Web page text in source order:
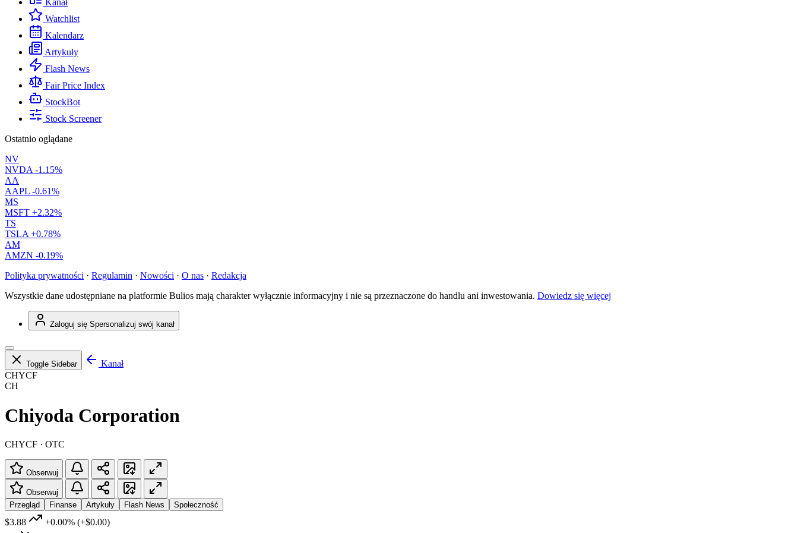
Kanał
Watchlist
Kalendarz
Artykuły
Flash News
Fair Price Index
StockBot
Stock Screener
Ostatnio oglądane
NV
NVDA -1.15%
AA
AAPL -0.61%
MS
MSFT +2.32%
TS
TSLA +0.78%
AM
AMZN -0.19%
Polityka prywatności · Regulamin · Nowości · O nas · Redakcja
Wszystkie dane udostępniane na platformie Bulios mają charakter wyłącznie informacyjny i nie są przeznaczone do handlu ani inwestowania. Dowiedz się więcej
Zaloguj się Spersonalizuj swój kanał
Toggle Sidebar
Kanał
CHYCF
CH
Chiyoda Corporation
CHYCF · OTC
Obserwuj
Obserwuj
Przegląd
Finanse Artykuły Flash News Społeczność
$3.88 +0.00% (+$0.00)